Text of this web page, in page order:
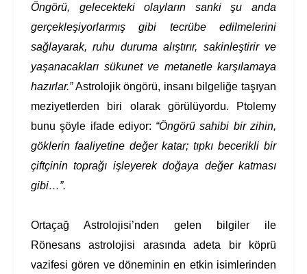
Öngörü, gelecekteki olayların sanki şu anda
gerçekleşiyorlarmış gibi tecrübe edilmelerini
sağlayarak, ruhu duruma alıştırır, sakinleştirir ve
yaşanacakları sükunet ve metanetle karşılamaya
hazırlar.”Astrolojik öngörü, insanı bilgeliğe taşıyan
meziyetlerden biri olarak görülüyordu. Ptolemy
bunu şöyle ifade ediyor: “Öngörü sahibi bir zihin,
göklerin faaliyetine değer katar; tıpkı becerikli bir
çiftçinin toprağı işleyerek doğaya değer katması
gibi…”.
Ortaçağ Astrolojisi’nden gelen bilgiler ile
Rönesans astrolojisi arasında adeta bir köprü
vazifesi gören ve döneminin en etkin isimlerinden